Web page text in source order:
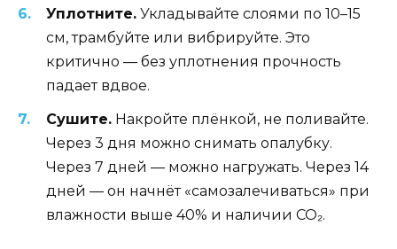
Уплотните. Укладывайте слоями по 10–15
см, трамбуйте или вибрируйте. Это
критично — без уплотнения прочность
падает вдвое.
Сушите. Накройте плёнкой, не поливайте.
Через 3 дня можно снимать опалубку.
Через 7 дней — можно нагружать. Через 14
дней — он начнёт «самозалечиваться» при
влажности выше 40% и наличии CO₂.